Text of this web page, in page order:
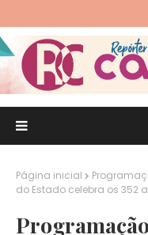
Página inicial
do Estado celebra os 352